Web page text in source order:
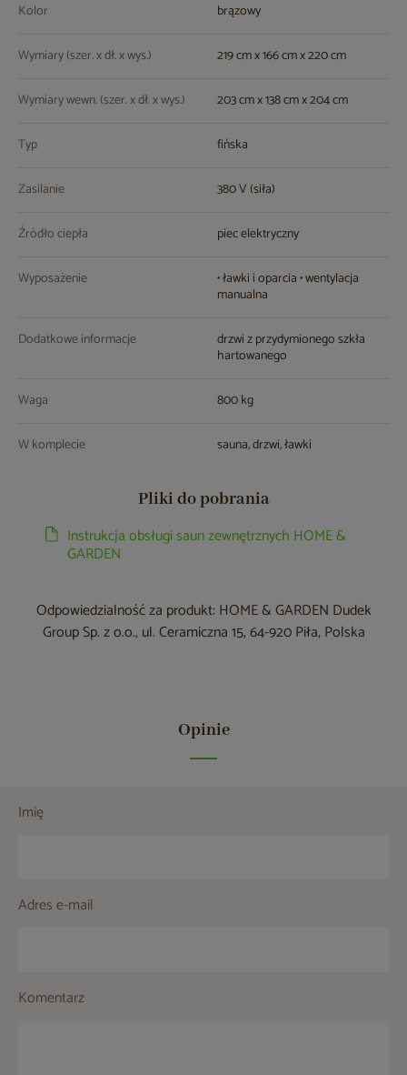
Kolor brązowy
Wymiary (szer. x dł. x wys.) 219 cm x 166 cm x 220 cm
Wymiary wewn. (szer. x dł. x wys.) 203 cm x 138 cm x 204 cm
Typ fińska
Zasilanie 380 V (siła)
Źródło ciepła piec elektryczny
Wyposażenie • ławki i oparcia • wentylacja
manualna
Dodatkowe informacje drzwi z przydymionego szkła
hartowanego
Waga 800 kg
W komplecie sauna, drzwi, ławki
Pliki do pobrania
Instrukcja obsługi saun zewnętrznych HOME &
GARDEN
Odpowiedzialność za produkt: HOME & GARDEN Dudek
Group Sp. z o.o., ul. Ceramiczna 15, 64-920 Piła, Polska
Opinie
Imię
Adres e-mail
Komentarz